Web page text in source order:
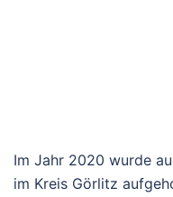
Im Jahr 2020 wurde
im Kreis Görlitz